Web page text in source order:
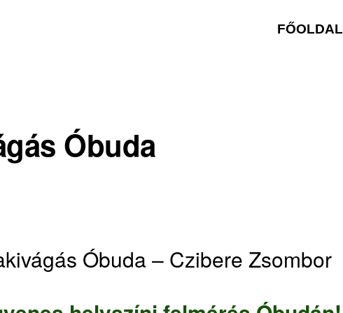
FŐOLDAL
Óbuda
Óbuda – Czibere Zsombor